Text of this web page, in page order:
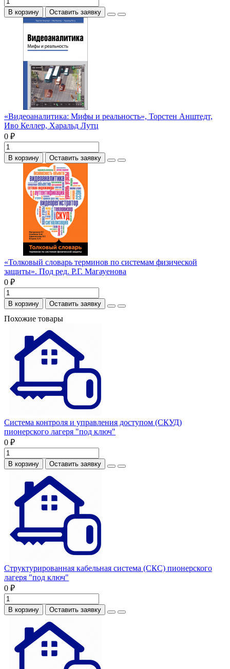
В корзину Оставить заявку
«Видеоаналитика: Мифы и реальность», Торстен Анштедт,
Иво Келлер, Харальд Лутц
0 ₽
В корзину Оставить заявку
«Толковый словарь терминов по системам физической
защиты». Под ред. Р.Г. Магауенова
0 ₽
В корзину Оставить заявку
Похожие товары
Система контроля и управления доступом (СКУД)
пионерского лагеря "под ключ"
0 ₽
В корзину Оставить заявку
Структурированная кабельная система (СКС) пионерского
лагеря "под ключ"
0 ₽
В корзину Оставить заявку